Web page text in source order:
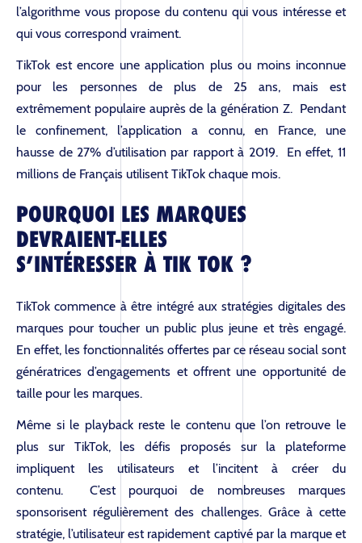
l’algorithme vous propose du contenu qui vous intéresse et
qui vous correspond vraiment.
TikTok est encore une application plus ou moins inconnue
pour les personnes de plus de 25 ans, mais est
extrêmement populaire auprès de la génération Z. Pendant
le confinement, l’application a connu, en France, une
hausse de 27% d’utilisation par rapport à 2019. En effet, 11
millions de Français utilisent TikTok chaque mois.
POURQUOI LES MARQUES
DEVRAIENT-ELLES
S’INTÉRESSER À TIK TOK ?
TikTok commence à être intégré aux stratégies digitales des
marques pour toucher un public plus jeune et très engagé.
En effet, les fonctionnalités offertes par ce réseau social sont
génératrices d’engagements et offrent une opportunité de
taille pour les marques.
Même si le playback reste le contenu que l’on retrouve le
plus sur TikTok, les défis proposés sur la plateforme
impliquent les utilisateurs et l’incitent à créer du
contenu. C’est pourquoi de nombreuses marques
sponsorisent régulièrement des challenges. Grâce à cette
stratégie, l’utilisateur est rapidement captivé par la marque et